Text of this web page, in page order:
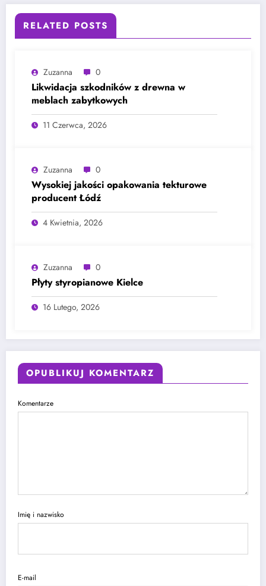
RELATED POSTS
Zuzanna 0
Likwidacja szkodników z drewna w
meblach zabytkowych
11 Czerwca, 2026
Zuzanna 0
Wysokiej jakości opakowania tekturowe
producent Łódź
4 Kwietnia, 2026
Zuzanna 0
Płyty styropianowe Kielce
16 Lutego, 2026
OPUBLIKUJ KOMENTARZ
Komentarze
Imię i nazwisko
E-mail